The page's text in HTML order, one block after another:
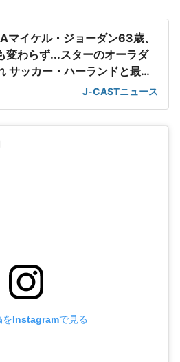
マイケル・ジョーダン63歳、
変わらず...スターのオーラダ
サッカー・ハーランドと最強
J-CASTニュース
をInstagramで見る